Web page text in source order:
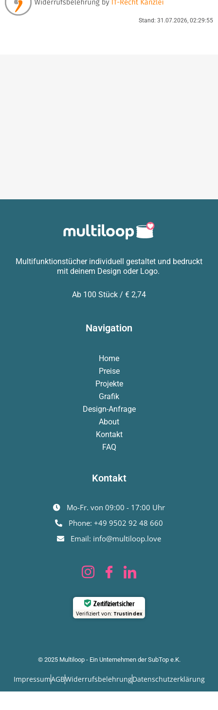
Stand: 31.07.2026, 02:29:55
Multifunktionstücher individuell gestaltet und bedruckt
mit deinem Design oder Logo.
Ab 100 Stück / € 2,74
Navigation
Home
Preise
Projekte
Grafik
Design-Anfrage
About
Kontakt
FAQ
Kontakt
Mo-Fr. von 09:00 - 17:00 Uhr
Phone: +49 9502 92 48 660
Email: info@multiloop.love
Zertifiziert sicher
Verifiziert von: Trustindex
© 2025 Multiloop - Ein Unternehmen der SubTop e.K.
ImpressumAGBWiderrufsbelehrungDatenschutzerklärung